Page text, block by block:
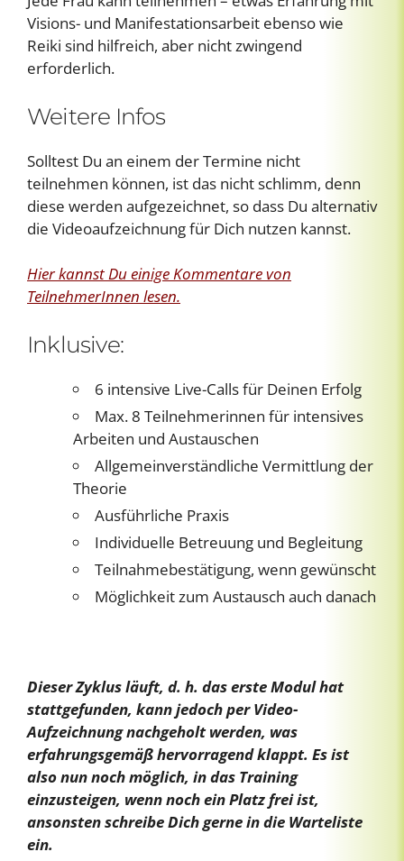
Visions- und Manifestationsarbeit ebenso wie
Reiki sind hilfreich, aber nicht zwingend
erforderlich.
Weitere Infos
Solltest Du an einem der Termine nicht
teilnehmen können, ist das nicht schlimm, denn
diese werden aufgezeichnet, so dass Du alternativ
die Videoaufzeichnung für Dich nutzen kannst.
Hier kannst Du einige Kommentare von
TeilnehmerInnen lesen.
Inklusive:
6 intensive Live-Calls für Deinen Erfolg
Max. 8 Teilnehmerinnen für intensives
Arbeiten und Austauschen
Allgemeinverständliche Vermittlung der
Theorie
Ausführliche Praxis
Individuelle Betreuung und Begleitung
Teilnahmebestätigung, wenn gewünscht
Möglichkeit zum Austausch auch danach
Dieser Zyklus läuft, d. h. das erste Modul hat
stattgefunden, kann jedoch per Video-
Aufzeichnung nachgeholt werden, was
erfahrungsgemäß hervorragend klappt. Es ist
also nun noch möglich, in das Training
einzusteigen, wenn noch ein Platz frei ist,
ansonsten schreibe Dich gerne in die Warteliste
ein.